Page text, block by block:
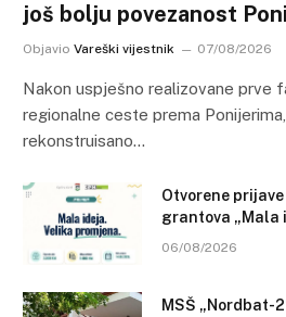
još bolju povezanost
Objavio Vareški vijestnik 07/08/2026
Nakon uspješno realizovane prve
regionalne ceste prema
rekonstruisano…
Otvorene
grantova „Mala
06/08/2026
MSŠ „Nordbat-